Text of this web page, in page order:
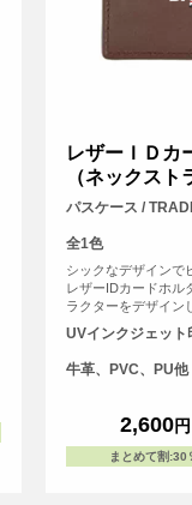
レザーＩＤカ
（ネックスト
パスケース /
全1色
シックなデザインで
レザーIDカードホル
ラクターをデザイン
ゴを入れることで高
ります。ネックスト
UVインクジェット
牛革、PVC、PU他
2,600円
まとめて割:30